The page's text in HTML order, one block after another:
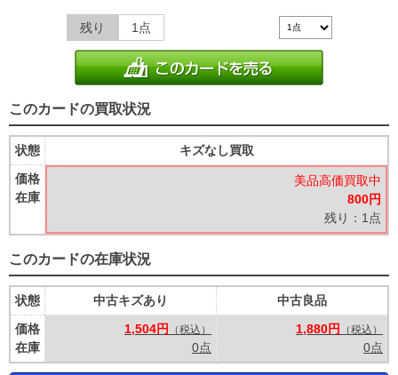
残り 1点
このカードの買取状況
状態
価格
在庫
キズなし買取
美品高価買取中
800円
残り：1点
このカードの在庫状況
状態
価格
在庫
中古キズあり
1,504円
（税込）
0点
中古良品
1,880円
（税込）
0点